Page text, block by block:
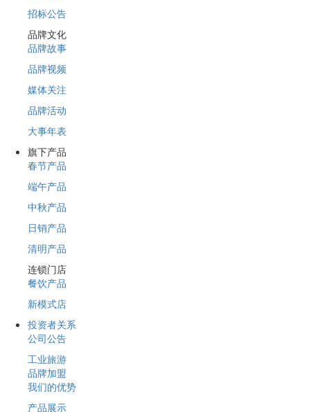
招标公告
品牌文化
品牌故事
品牌视频
媒体关注
品牌活动
大事年表
旗下产品
春节产品
端午产品
中秋产品
日销产品
清明产品
连锁门店
餐饮产品
新模式店
投资者关系
公司公告
工业旅游
品牌加盟
我们的优势
产品展示